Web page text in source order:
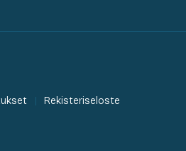
Rekisteriseloste